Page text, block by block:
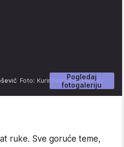
Pogledaj
fotogaleriju
Foto: Kurir/Nemanja Nikolić,
ruke. Sve goruće teme,